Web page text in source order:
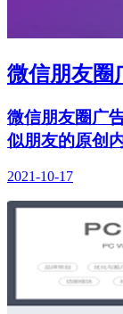
微信朋友圈
微信朋友圈广
似朋友的原创
2021-10-17